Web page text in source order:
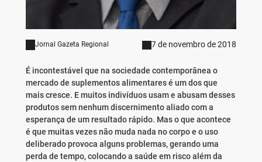
Jornal Gazeta Regional 7 de novembro de 2018
É incontestável que na sociedade contemporânea o
mercado de suplementos alimentares é um dos que
mais cresce. E muitos indivíduos usam e abusam desses
produtos sem nenhum discernimento aliado com a
esperança de um resultado rápido. Mas o que acontece
é que muitas vezes não muda nada no corpo e o uso
deliberado provoca alguns problemas, gerando uma
perda de tempo, colocando a saúde em risco além da